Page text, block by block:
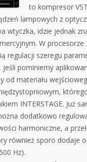
to kompresor
lampowych z
wtyczka, idzie jednak
W
regulacji szeregu
pominiemy
od materiału
INTERSTAGE.
dodatkowo
harmoniczne, a
sporo dodaje
Hz).